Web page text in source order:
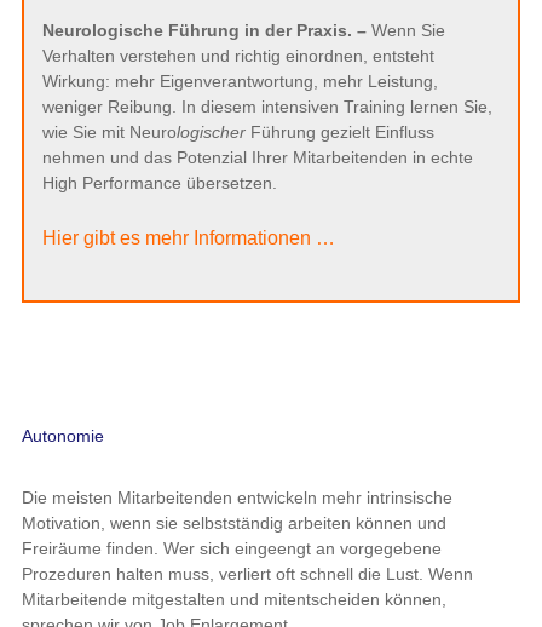
Neurologische Führung in der Praxis. – Wenn Sie
Verhalten verstehen und richtig einordnen, entsteht
Wirkung: mehr Eigenverantwortung, mehr Leistung,
weniger Reibung. In diesem intensiven Training lernen Sie,
wie Sie mit NeurologischerFührung gezielt Einfluss
nehmen und das Potenzial Ihrer Mitarbeitenden in echte
High Performance übersetzen.
Hier gibt es mehr Informationen …
Autonomie
Die meisten Mitarbeitenden entwickeln mehr intrinsische
Motivation, wenn sie selbstständig arbeiten können und
Freiräume finden. Wer sich eingeengt an vorgegebene
Prozeduren halten muss, verliert oft schnell die Lust. Wenn
Mitarbeitende mitgestalten und mitentscheiden können,